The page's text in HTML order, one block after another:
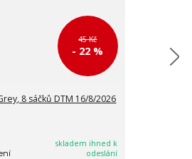
45 Kč
- 22 %
8 sáčků DTM 16/8/2026
skladem ihned k
odeslání